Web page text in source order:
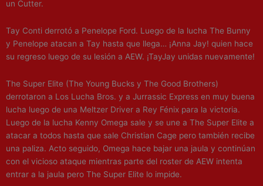
un Cutter.
Tay Conti derrotó a Penelope Ford. Luego de la lucha The Bunny
y Penelope atacan a Tay hasta que llega… ¡Anna Jay! quien hace
su regreso luego de su lesión a AEW. ¡TayJay unidas nuevamente!
The Super Elite (The Young Bucks y The Good Brothers)
derrotaron a Los Lucha Bros. y a Jurrassic Express en muy buena
lucha luego de una Meltzer Driver a Rey Fénix para la victoria.
Luego de la lucha Kenny Omega sale y se une a The Super Elite a
atacar a todos hasta que sale Christian Cage pero también recibe
una paliza. Acto seguido, Omega hace bajar una jaula y continúan
con el vicioso ataque mientras parte del roster de AEW intenta
entrar a la jaula pero The Super Elite lo impide.